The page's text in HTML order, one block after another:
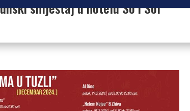
smještaj u hotelu So i Sol